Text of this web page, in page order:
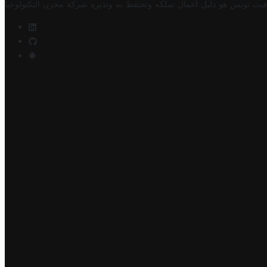
تونس هو دليل أعمال تملكه وتحتفظ به وتديره شركة مخزن التكنولوجيا